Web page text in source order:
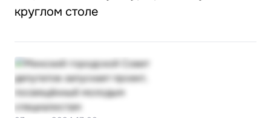
круглом столе